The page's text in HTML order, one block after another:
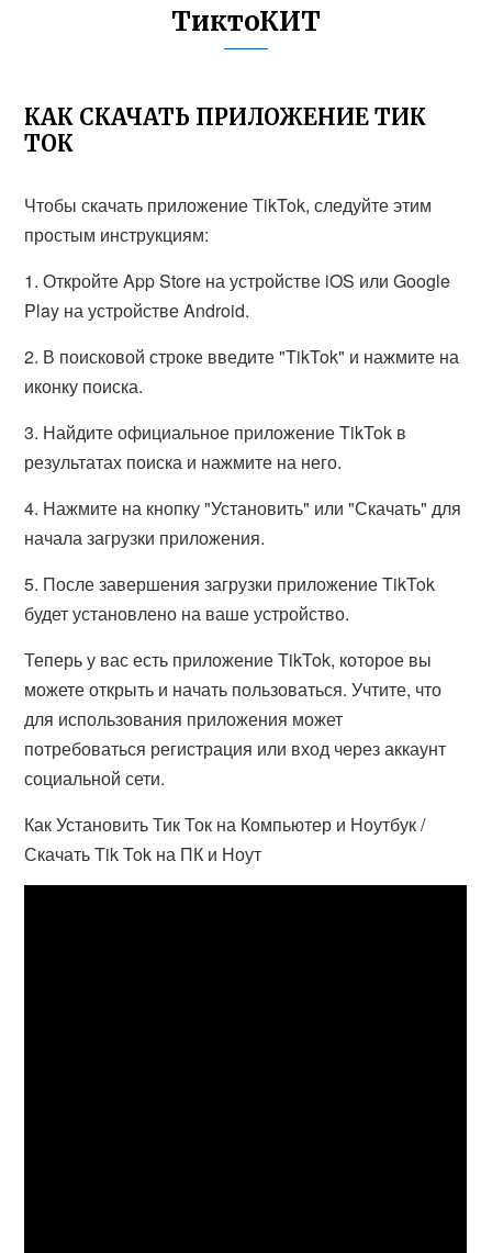
ТиктоКИТ
КАК СКАЧАТЬ ПРИЛОЖЕНИЕ ТИК
ТОК
Чтобы скачать приложение TikTok, следуйте этим
простым инструкциям:
1. Откройте App Store на устройстве iOS или Google
Play на устройстве Android.
2. В поисковой строке введите "TikTok" и нажмите на
иконку поиска.
3. Найдите официальное приложение TikTok в
результатах поиска и нажмите на него.
4. Нажмите на кнопку "Установить" или "Скачать" для
начала загрузки приложения.
5. После завершения загрузки приложение TikTok
будет установлено на ваше устройство.
Теперь у вас есть приложение TikTok, которое вы
можете открыть и начать пользоваться. Учтите, что
для использования приложения может
потребоваться регистрация или вход через аккаунт
социальной сети.
Как Установить Тик Ток на Компьютер и Ноутбук /
Скачать Tik Tok на ПК и Ноут